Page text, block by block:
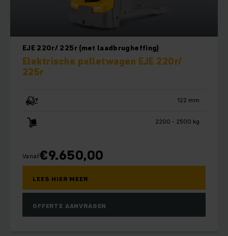
EJE 220r/ 225r (met laadbrugheffing)
Elektrische palletwagen EJE 220r/
225r
122 mm
2200 - 2500 kg
Vanaf€9.650,00
LEES HIER MEER
OFFERTE AANVRAGEN